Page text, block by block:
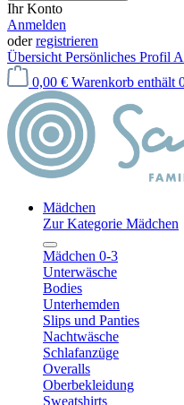
Ihr Konto
Anmelden
oderregistrieren
Übersicht Persönliches Profil
0,00 € Warenkorb enthält
Mädchen
Zur Kategorie Mädchen
Mädchen 0-3
Unterwäsche
Bodies
Unterhemden
Slips und Panties
Nachtwäsche
Schlafanzüge
Overalls
Oberbekleidung
Sweatshirts